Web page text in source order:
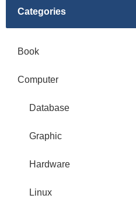
Categories
Book
Computer
Database
Graphic
Hardware
Linux